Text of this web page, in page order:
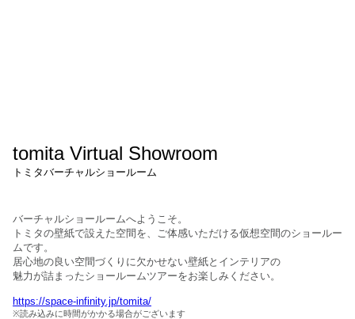
tomita Virtual Showroom
トミタバーチャルショールーム
バーチャルショールームへようこそ。
トミタの壁紙で設えた空間を、ご体感いただける仮想空間のショールー
ムです。
居心地の良い空間づくりに欠かせない壁紙とインテリアの
魅力が詰まったショールームツアーをお楽しみください。
https://space-infinity.jp/tomita/
※読み込みに時間がかかる場合がございます